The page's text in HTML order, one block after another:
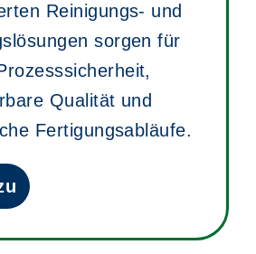
Reinigungs- und
sorgen für
Qualität und
Fertigungsabläufe.